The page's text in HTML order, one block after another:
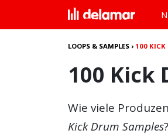
LOOPS & SAMPLES › 100 KICK
100 Kick
Wie viele
Kick Drum Samples